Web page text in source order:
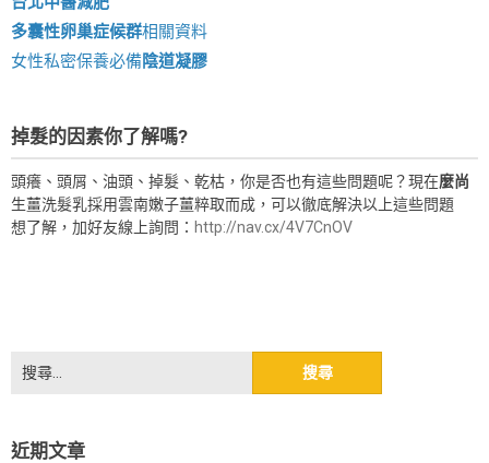
多囊性卵巢症候群相關資料
女性私密保養必備陰道凝膠
掉髮的因素你了解嗎?
頭癢、頭屑、油頭、掉髮、乾枯，你是否也有這些問題呢？現在麼尚
生薑洗髮乳採用雲南嫩子薑粹取而成，可以徹底解決以上這些問題
想了解，加好友線上詢問： http://nav.cx/4V7CnOV
搜
尋
字:
近期文章